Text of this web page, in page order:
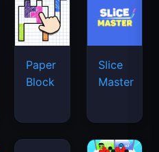
Paper
Block
Slice
Master